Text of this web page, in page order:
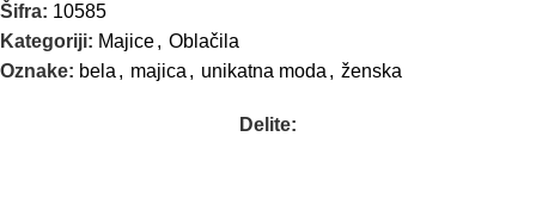
Šifra: 10585
Kategoriji: Majice, Oblačila
Oznake: bela , majica , unikatna moda , ženska
Delite: